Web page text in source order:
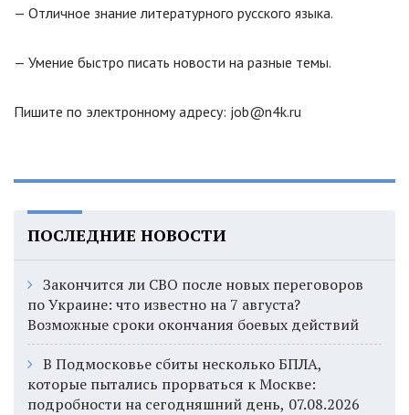
— Отличное знание литературного русского языка.
— Умение быстро писать новости на разные темы.
Пишите по электронному адресу: job@n4k.ru
ПОСЛЕДНИЕ НОВОСТИ
Закончится ли СВО после новых переговоров
по Украине: что известно на 7 августа?
Возможные сроки окончания боевых действий
В Подмосковье сбиты несколько БПЛА,
которые пытались прорваться к Москве:
подробности на сегодняшний день, 07.08.2026